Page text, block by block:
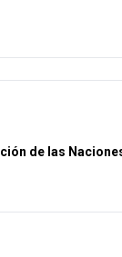
de las